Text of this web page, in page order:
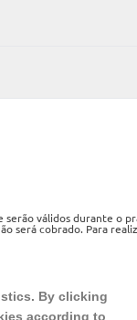
By clicking
according to
serão válidos durante o
cobrado. Para